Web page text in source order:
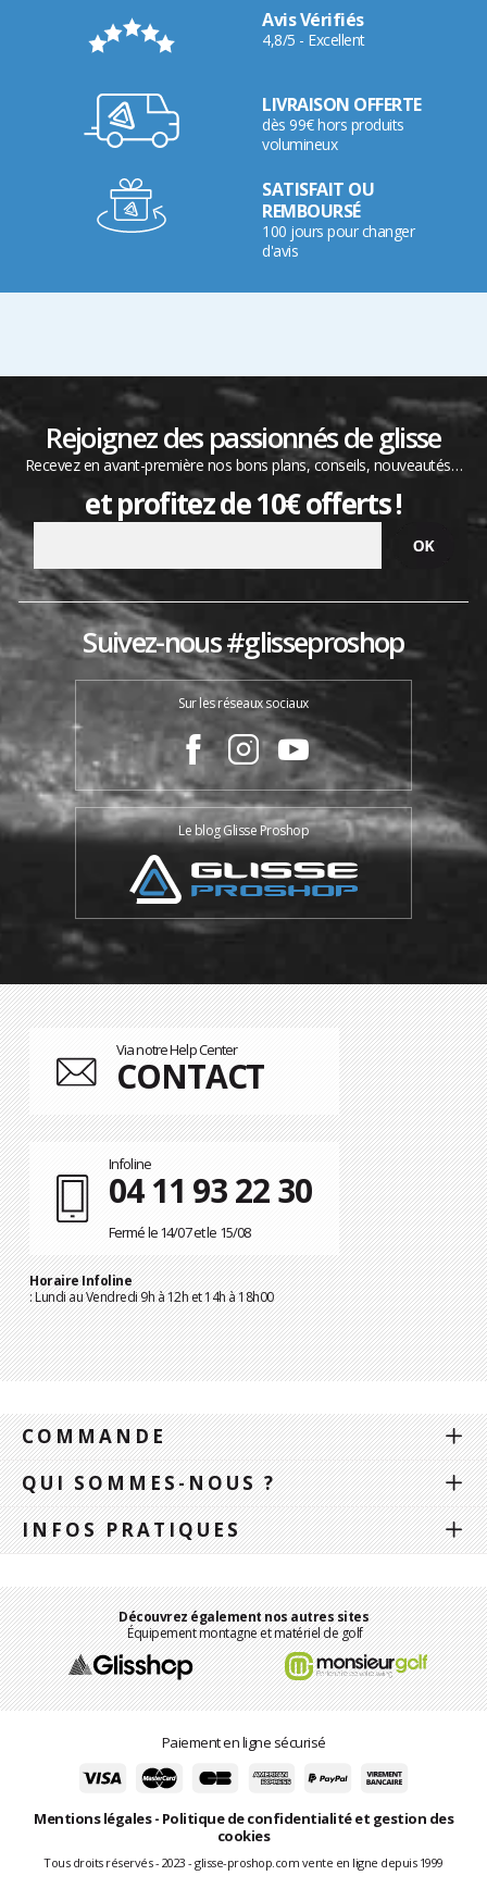
Avis Vérifiés
4,8/5 - Excellent
LIVRAISON OFFERTE
dès 99€ hors produits
volumineux
SATISFAIT OU
REMBOURSÉ
100 jours pour changer
d'avis
Rejoignez des passionnés de glisse
Recevez en avant-première nos bons plans, conseils, nouveautés…
et profitez de 10€ offerts !
Suivez-nous #glisseproshop
Sur les réseaux sociaux
Le blog Glisse Proshop
Via notre Help Center
CONTACT
Infoline
04 11 93 22 30
Fermé le 14/07 et le 15/08
Horaire Infoline
: Lundi au Vendredi 9h à 12h et 14h à 18h00
COMMANDE
QUI SOMMES-NOUS ?
INFOS PRATIQUES
Découvrez également nos autres sites
Équipement montagne et matériel de golf
Paiement en ligne sécurisé
Mentions légales- Politique de confidentialité et gestion des
cookies
Tous droits réservés - 2023 - glisse-proshop.com vente en ligne depuis 1999